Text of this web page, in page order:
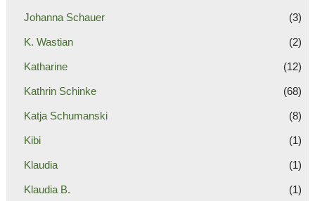
Johanna Schauer (3)
K. Wastian (2)
Katharine (12)
Kathrin Schinke (68)
Katja Schumanski (8)
Kibi (1)
Klaudia (1)
Klaudia B. (1)